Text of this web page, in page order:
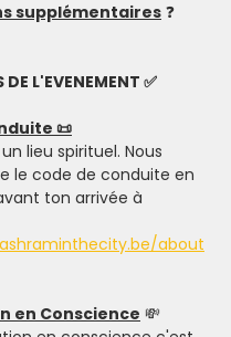
supplémentaires ❓
L'EVENEMENT ✅
📜
lieu spirituel. Nous
le code de conduite en
ton arrivée à
about
en Conscience 💸